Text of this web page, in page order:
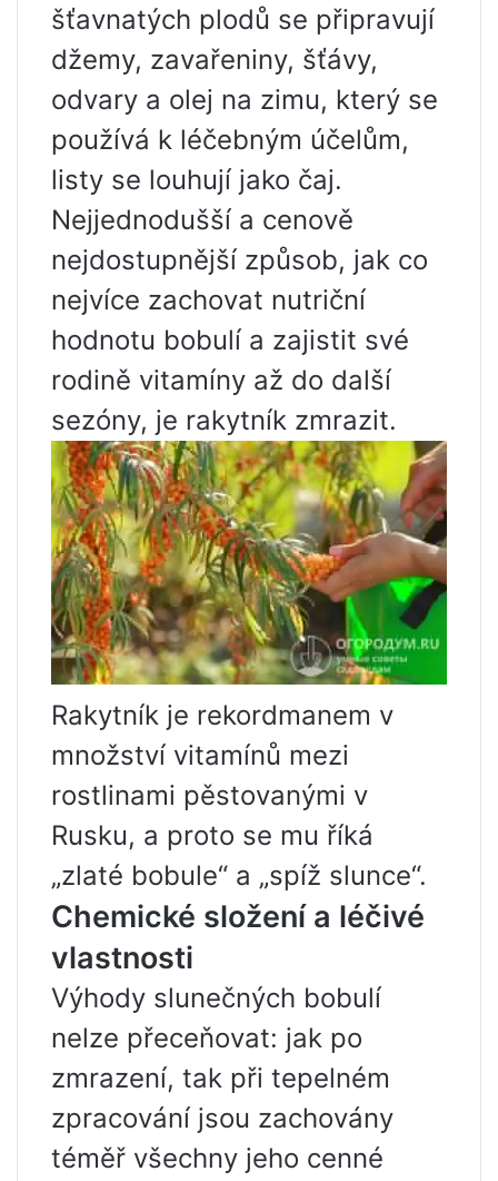
šťavnatých plodů se připravují
džemy, zavařeniny, šťávy,
odvary a olej na zimu, který se
používá k léčebným účelům,
listy se louhují jako čaj.
Nejjednodušší a cenově
nejdostupnější způsob, jak co
nejvíce zachovat nutriční
hodnotu bobulí a zajistit své
rodině vitamíny až do další
sezóny, je rakytník zmrazit.
Rakytník je rekordmanem v
množství vitamínů mezi
rostlinami pěstovanými v
Rusku, a proto se mu říká
„zlaté bobule“ a „spíž slunce“.
Chemické složení a léčivé
vlastnosti
Výhody slunečných bobulí
nelze přeceňovat: jak po
zmrazení, tak při tepelném
zpracování jsou zachovány
téměř všechny jeho cenné